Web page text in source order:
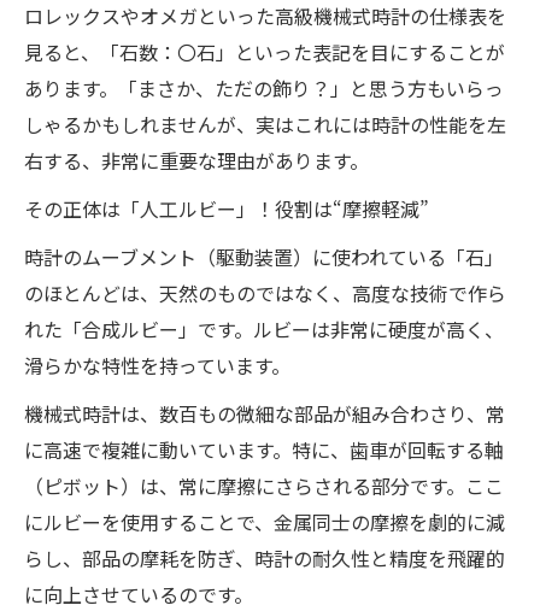
ロレックスやオメガといった高級機械式時計の仕様表を
見ると、「石数：〇石」といった表記を目にすることが
あります。「まさか、ただの飾り？」と思う方もいらっ
しゃるかもしれませんが、実はこれには時計の性能を左
右する、非常に重要な理由があります。
その正体は「人工ルビー」！役割は“摩擦軽減”
時計のムーブメント（駆動装置）に使われている「石」
のほとんどは、天然のものではなく、高度な技術で作ら
れた「合成ルビー」です。ルビーは非常に硬度が高く、
滑らかな特性を持っています。
機械式時計は、数百もの微細な部品が組み合わさり、常
に高速で複雑に動いています。特に、歯車が回転する軸
（ピボット）は、常に摩擦にさらされる部分です。ここ
にルビーを使用することで、金属同士の摩擦を劇的に減
らし、部品の摩耗を防ぎ、時計の耐久性と精度を飛躍的
に向上させているのです。